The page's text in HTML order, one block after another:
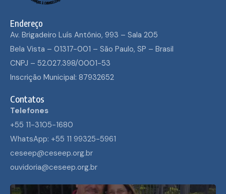
Endereço
Av. Brigadeiro Luís Antônio, 993 – Sala 205
Bela Vista – 01317-001 – São Paulo, SP – Brasil
CNPJ – 52.027.398/0001-53
Inscrição Municipal: 87932652
Contatos
Telefones
+55 11-3105-1680
WhatsApp: +55 11 99325-5961
ceseep@ceseep.org.br
ouvidoria@ceseep.org.br